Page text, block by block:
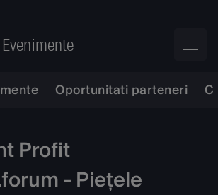
Evenimente
Oportunitati parteneri
Profit
- Piețele